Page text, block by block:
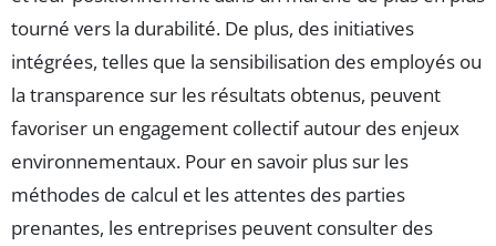
tourné vers la durabilité. De plus, des initiatives
intégrées, telles que la sensibilisation des employés ou
la transparence sur les résultats obtenus, peuvent
favoriser un engagement collectif autour des enjeux
environnementaux. Pour en savoir plus sur les
méthodes de calcul et les attentes des parties
prenantes, les entreprises peuvent consulter des